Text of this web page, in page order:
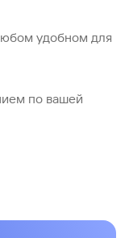
удобном для
по вашей